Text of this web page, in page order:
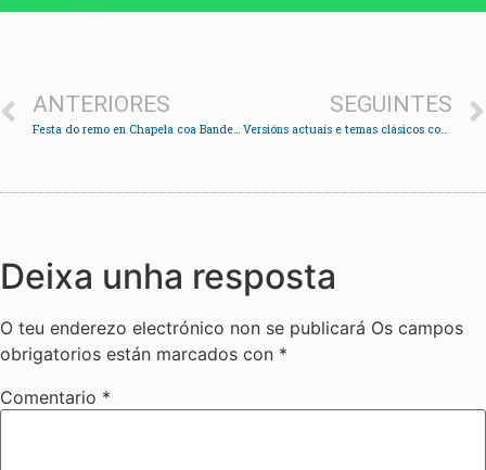
ANTERIORES
Festa do remo en Chapela coa Bandeira Concello de Redondela e o Memorial Odilo
SEGUINTES
Versións actuais e temas clásicos coa Orquestra de Saxos
Deixa unha resposta
O teu enderezo electrónico non se publicará Os campos
obrigatorios están marcados con *
Comentario *